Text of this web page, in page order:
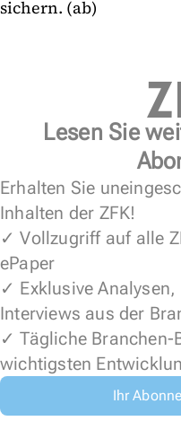
sichern. (ab)
Lesen Sie
Erhalten Sie
Inhalten der ZFK!
✓ Vollzugriff auf alle
ePaper
✓ Exklusive
Interviews aus der
✓ Tägliche Branchen-
wichtigsten
Ihr